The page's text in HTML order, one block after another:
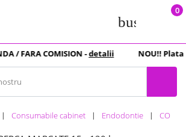
0
/ FARA COMISION -detalii NOU!! Plata
Consumabile cabinet Endodontie